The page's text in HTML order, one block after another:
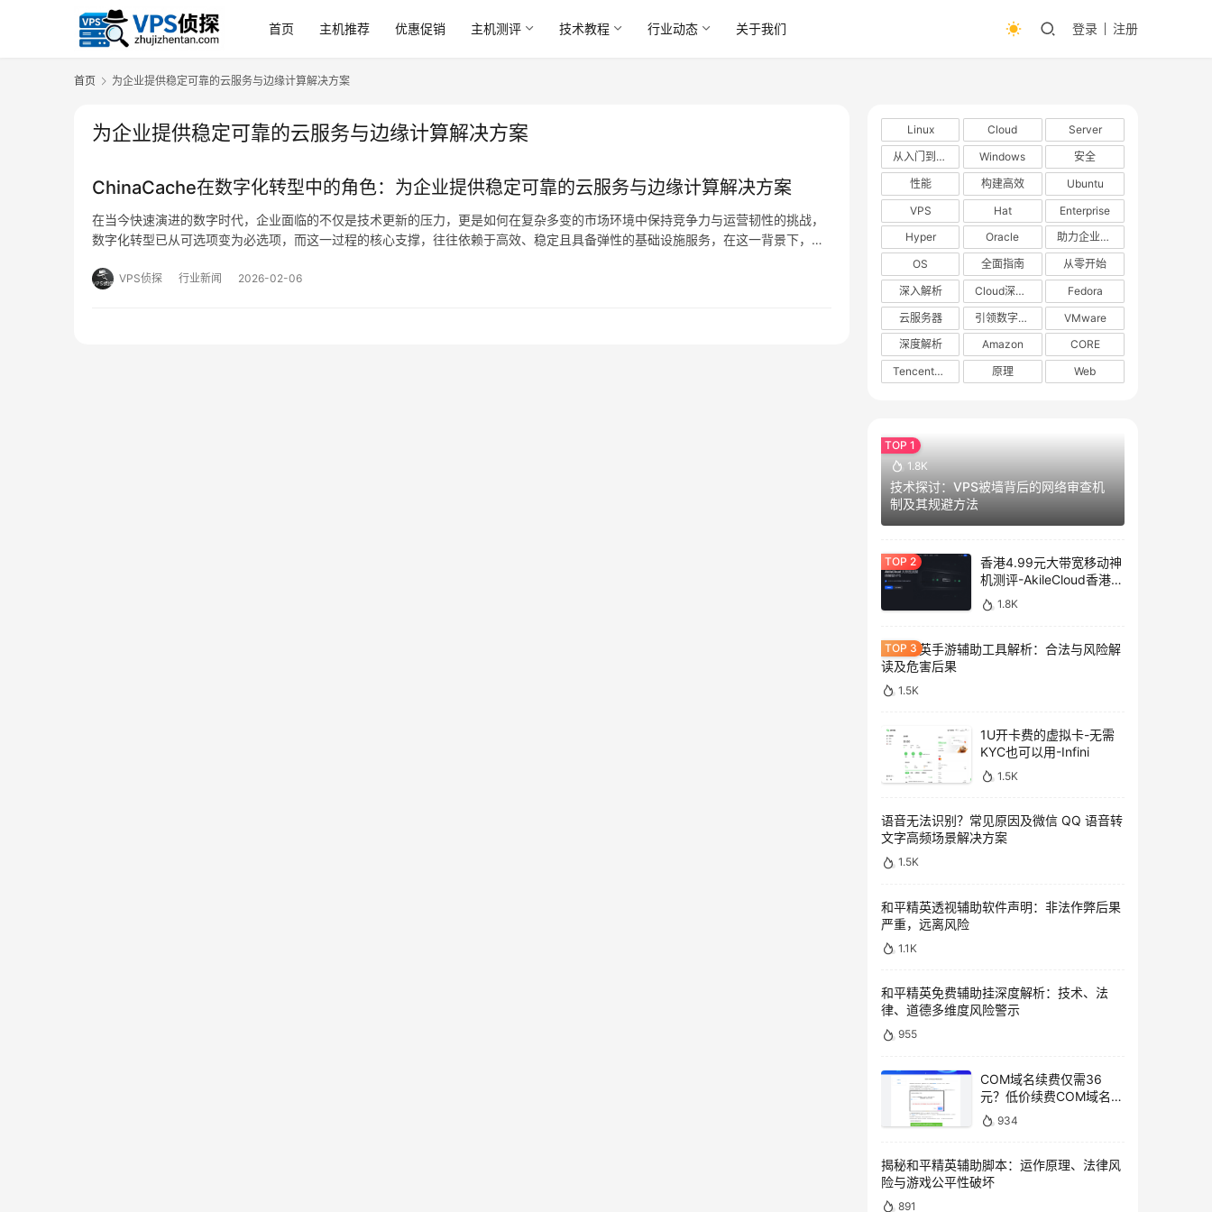
首页 主机推荐 优惠促销 主机测评 技术教程 行业动态 关于我们 登录 注册
首页 为企业提供稳定可靠的云服务与边缘计算解决方案
为企业提供稳定可靠的云服务与边缘计算解决方案
ChinaCache在数字化转型中的角色：为企业提供稳定可靠的云服务与边缘计算解决方案
在当今快速演进的数字时代，企业面临的不仅是技术更新的压力，更是如何在复杂多变的市场环境中保持竞争力与运营韧性的挑战，
数字化转型已从可选项变为必选项，而这一过程的核心支撑，往往依赖于高效、稳定且具备弹性的基础设施服务，在这一背景下，
VPS侦探 行业新闻 2026-02-06
Linux Cloud
Server
从入门到精通
Windows
安全
性能
构建高效
Ubuntu
VPS
Hat
Enterprise
Hyper
Oracle
助力企业数字化转型
OS
全面指南
从零开始
深入解析
Cloud深度解析
Fedora
云服务器
引领数字化转型
VMware
深度解析
Amazon
CORE
TencentOS
原理 Web
1.8K
技术探讨：VPS被墙背后的网络审查机
制及其规避方法
香港4.99元大带宽移动神
机测评-AkileCloud香港大
带宽服务器测评
1.8K
和平精英手游辅助工具解析：合法与风险解
读及危害后果
1.5K
1U开卡费的虚拟卡-无需
KYC也可以用-Infini
1.5K
语音无法识别？常见原因及微信 QQ 语音转
文字高频场景解决方案
1.5K
和平精英透视辅助软件声明：非法作弊后果
严重，远离风险
1.1K
和平精英免费辅助挂深度解析：技术、法
律、道德多维度风险警示
955
COM域名续费仅需36
元？低价续费COM域名教
程 934
揭秘和平精英辅助脚本：运作原理、法律风
险与游戏公平性破坏
891